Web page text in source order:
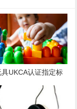
UKCA认证指定标